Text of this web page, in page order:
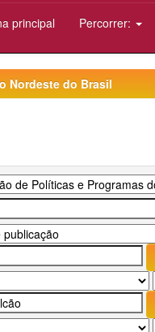
principal Percorrer:
Nordeste do Brasil